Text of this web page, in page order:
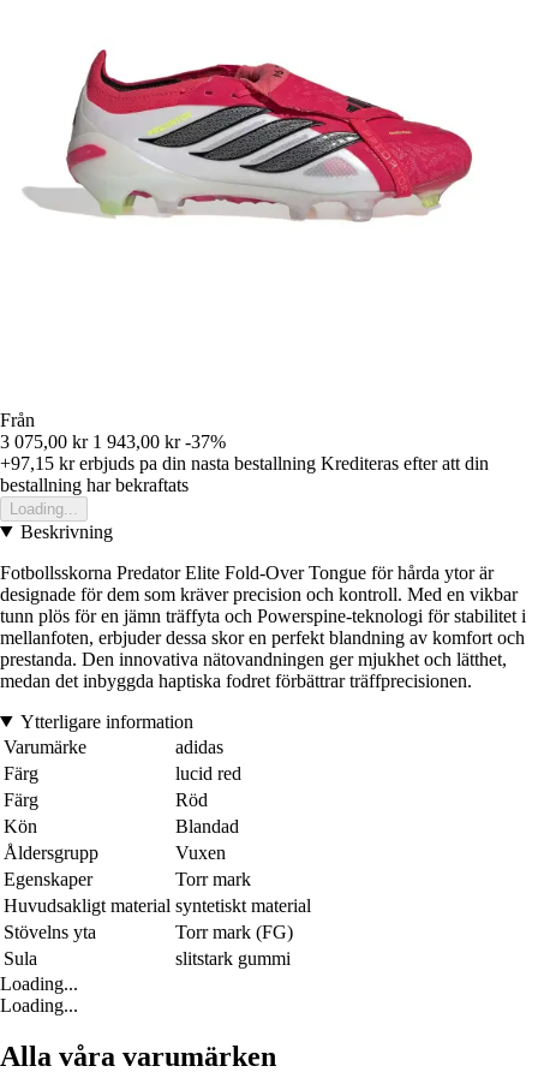
Från
3 075,00 kr 1 943,00 kr -37%
+97,15 krerbjuds pa din nasta bestallning Krediteras efter att din
bestallning har bekraftats
Loading...
Beskrivning
Fotbollsskorna Predator Elite Fold-Over Tongue för hårda ytor är
designade för dem som kräver precision och kontroll. Med en vikbar
tunn plös för en jämn träffyta och Powerspine-teknologi för stabilitet i
mellanfoten, erbjuder dessa skor en perfekt blandning av komfort och
prestanda. Den innovativa nätovandningen ger mjukhet och lätthet,
medan det inbyggda haptiska fodret förbättrar träffprecisionen.
Ytterligare information
Varumärke
adidas
Färg
lucid red
Färg
Röd
Kön
Blandad
Åldersgrupp
Vuxen
Egenskaper
Torr mark
Huvudsakligt material syntetiskt material
Stövelns yta
Torr mark (FG)
Sula
slitstark gummi
Loading...
Loading...
Alla våra varumärken